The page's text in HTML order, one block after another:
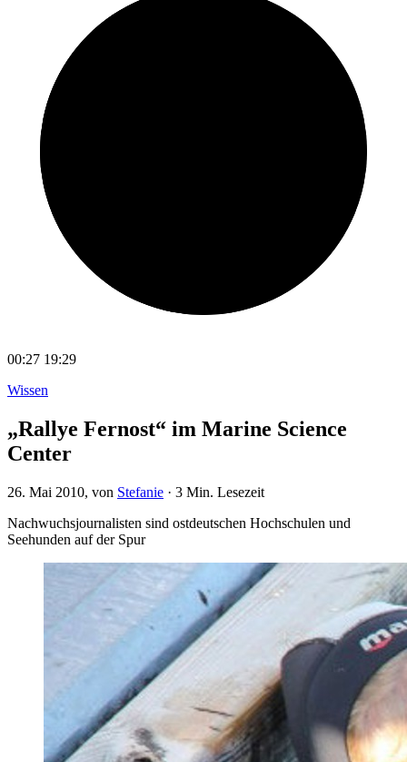
00:27 19:29
Wissen
„Rallye Fernost“ im Marine Science
Center
26. Mai 2010, von Stefanie · 3 Min. Lesezeit
Nachwuchsjournalisten sind ostdeutschen Hochschulen und
Seehunden auf der Spur